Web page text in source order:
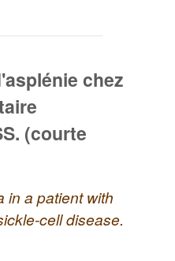
chez
(courte
in a patient with
cell disease.